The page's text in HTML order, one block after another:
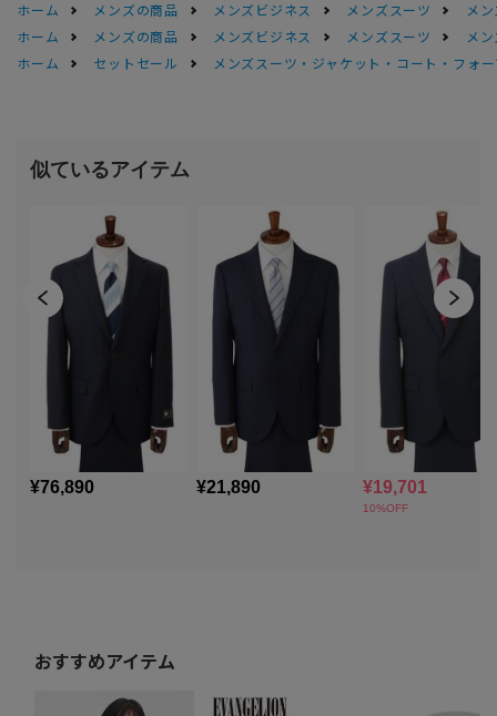
ホーム
メンズの商品 メンズビジネス メンズスーツ
メ
ホーム
メンズの商品 メンズビジネス メンズスーツ
メ
ホーム
セットセール メンズスーツ・ジャケット・コート・フォ